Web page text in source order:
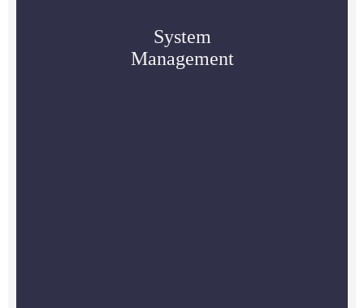
System
Management